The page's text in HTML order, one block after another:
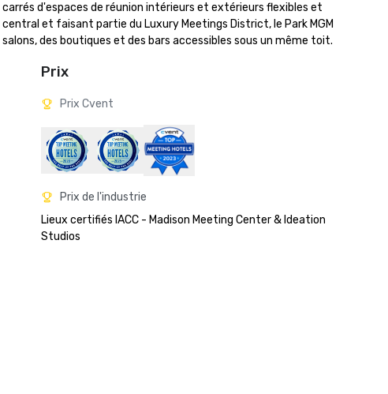
d'espaces de réunion intérieurs et extérieurs flexibles et
et faisant partie du Luxury Meetings District, le Park MGM
des boutiques et des bars accessibles sous un même toit.
Prix
Prix Cvent
Prix de l'industrie
Lieux certifiés IACC - Madison Meeting Center & Ideation